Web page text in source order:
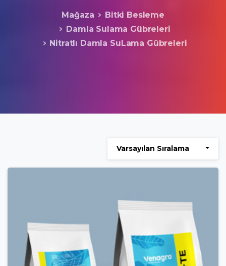
Mağaza
Bitki Besleme
Damla Sulama Gübreleri
Nitratlı Damla SuLama Gübreleri
Varsayılan Sıralama